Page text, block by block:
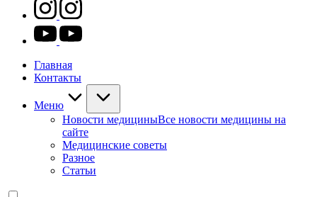
youtube.com
Главная
Контакты
Меню
Новости медициныВсе новости медицины на
сайте
Медицинские советы
Разное
Статьи